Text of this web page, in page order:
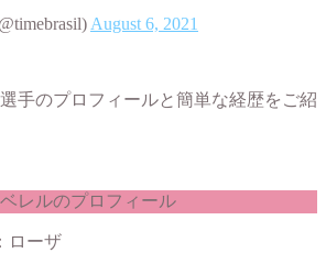
August 6, 2021
手のプロフィールと簡単な経歴をご紹
レルのプロフィール
ローザ